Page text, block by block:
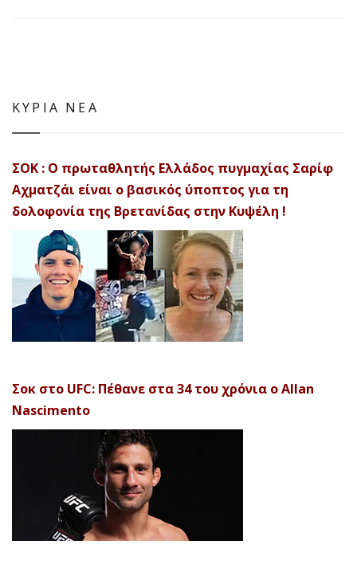
ΚΥΡΙΑ ΝΕΑ
ΣΟΚ : Ο πρωταθλητής Ελλάδος πυγμαχίας Σαρίφ
Αχματζάι είναι ο βασικός ύποπτος για τη
δολοφονία της Βρετανίδας στην Κυψέλη !
Σοκ στο UFC: Πέθανε στα 34 του χρόνια ο Allan
Nascimento